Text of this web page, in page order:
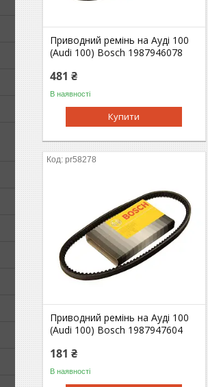
Приводний ремінь на Ауді 100
(Audi 100) Bosch 1987946078
481 ₴
В наявності
Купити
pr58278
Приводний ремінь на Ауді 100
(Audi 100) Bosch 1987947604
181 ₴
В наявності